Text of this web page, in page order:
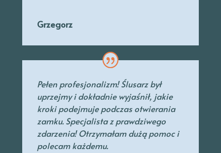
Grzegorz
Pełen profesjonalizm! Ślusarz był
uprzejmyi dokładnie wyjaśnił, jakie
kroki podejmuje podczas otwierania
zamku. Specjalistaz prawdziwego
zdarzenia! Otrzymałam dużą pomoc i
polecam każdemu.